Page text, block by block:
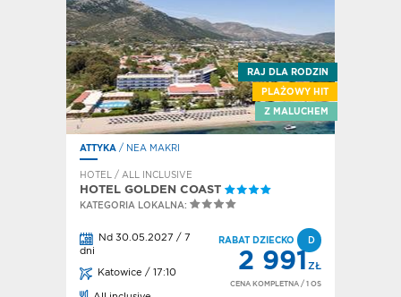
RAJ DLA RODZIN
PLAŻOWY HIT
Z MALUCHEM
ATTYKA / NEA MAKRI
HOTEL / ALL INCLUSIVE
HOTEL GOLDEN COAST
KATEGORIA LOKALNA:
Nd 30.05.2027 / 7
dni
Katowice / 17:10
RABAT DZIECKO D
2 991 ZŁ
CENA KOMPLETNA / 1 OS